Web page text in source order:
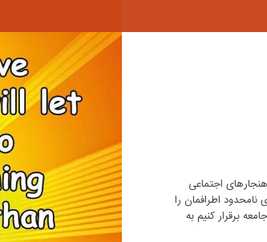
اجتماعی
اطرافمان را
برقرار کنیم به